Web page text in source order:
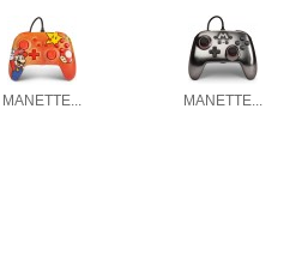
MANETTE... MANETTE...